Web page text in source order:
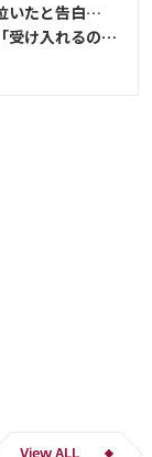
いたと告白…
受け入れるのは